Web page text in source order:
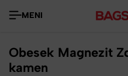
MENI
Obesek Magnezit
kamen